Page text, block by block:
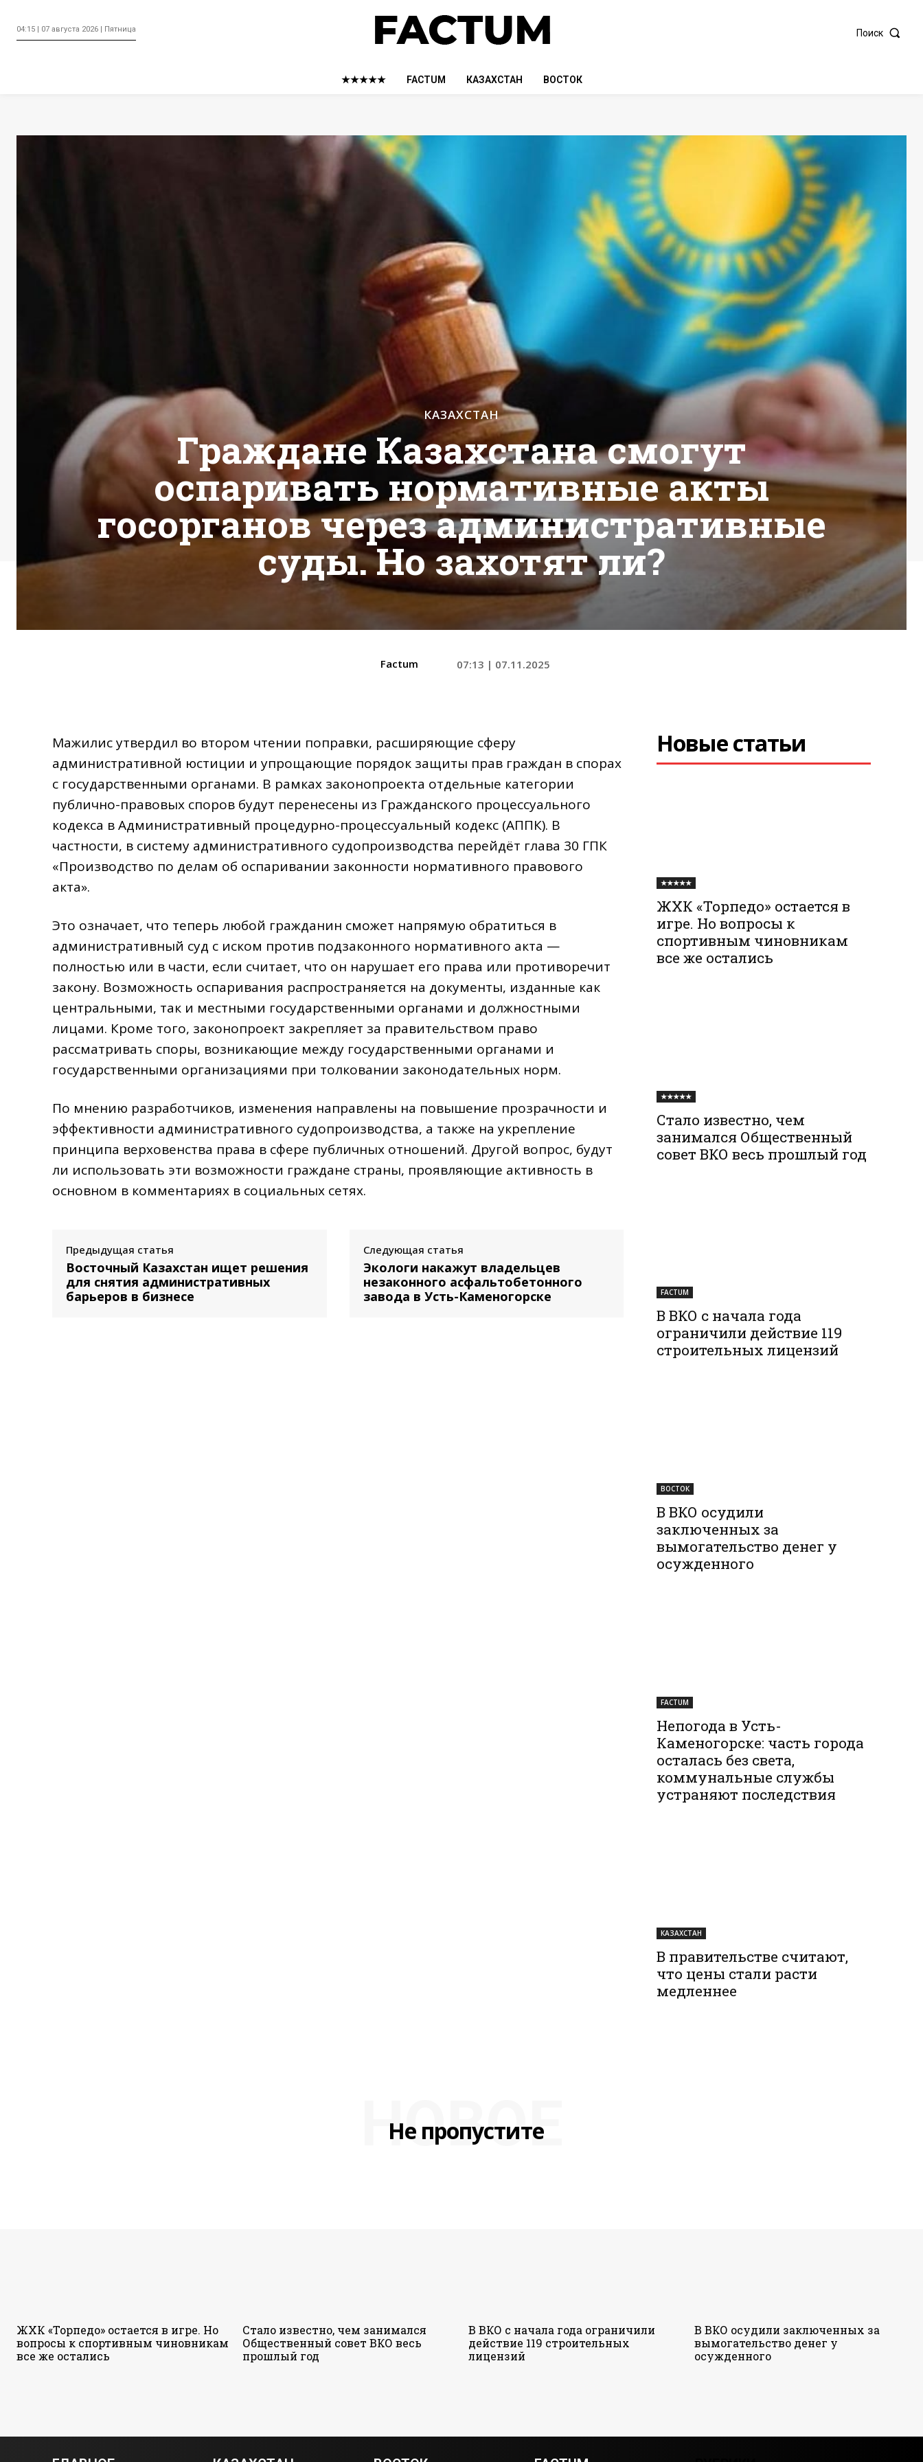
04:15 | 07 августа 2026 | Пятница Поиск
★★★★★ FACTUM КАЗАХСТАН ВОСТОК
КАЗАХСТАН
Граждане Казахстана смогут
оспаривать нормативные акты
госорганов через административные
суды. Но захотят ли?
Factum 07:13 | 07.11.2025
Мажилис утвердил во втором чтении поправки, расширяющие сферу
административной юстиции и упрощающие порядок защиты прав граждан в спорах
с государственными органами. В рамках законопроекта отдельные категории
публично-правовых споров будут перенесены из Гражданского процессуального
кодекса в Административный процедурно-процессуальный кодекс (АППК). В
частности, в систему административного судопроизводства перейдёт глава 30 ГПК
«Производство по делам об оспаривании законности нормативного правового
акта».
Это означает, что теперь любой гражданин сможет напрямую обратиться в
административный суд с иском против подзаконного нормативного акта —
полностью или в части, если считает, что он нарушает его права или противоречит
закону. Возможность оспаривания распространяется на документы, изданные как
центральными, так и местными государственными органами и должностными
лицами. Кроме того, законопроект закрепляет за правительством право
рассматривать споры, возникающие между государственными органами и
государственными организациями при толковании законодательных норм.
По мнению разработчиков, изменения направлены на повышение прозрачности и
эффективности административного судопроизводства, а также на укрепление
принципа верховенства права в сфере публичных отношений. Другой вопрос, будут
ли использовать эти возможности граждане страны, проявляющие активность в
основном в комментариях в социальных сетях.
Предыдущая статья
Восточный Казахстан ищет решения
для снятия административных
барьеров в бизнесе
Следующая статья
Экологи накажут владельцев
незаконного асфальтобетонного
завода в Усть-Каменогорске
Новые статьи
★★★★★
ЖХК «Торпедо» остается в
игре. Но вопросы к
спортивным чиновникам
все же остались
★★★★★
Стало известно, чем
занимался Общественный
совет ВКО весь прошлый год
FACTUM
В ВКО с начала года
ограничили действие 119
строительных лицензий
ВОСТОК
В ВКО осудили
заключенных за
вымогательство денег у
осужденного
FACTUM
Непогода в Усть-
Каменогорске: часть города
осталась без света,
коммунальные службы
устраняют последствия
КАЗАХСТАН
В правительстве считают,
что цены стали расти
медленнее
Не пропустите
НОВОЕ
ЖХК «Торпедо» остается в игре. Но
вопросы к спортивным чиновникам
все же остались
Стало известно, чем занимался
Общественный совет ВКО весь
прошлый год
В ВКО с начала года ограничили
действие 119 строительных
лицензий
В ВКО осудили заключенных за
вымогательство денег у
осужденного